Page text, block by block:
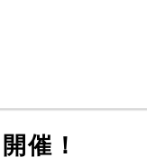
催！